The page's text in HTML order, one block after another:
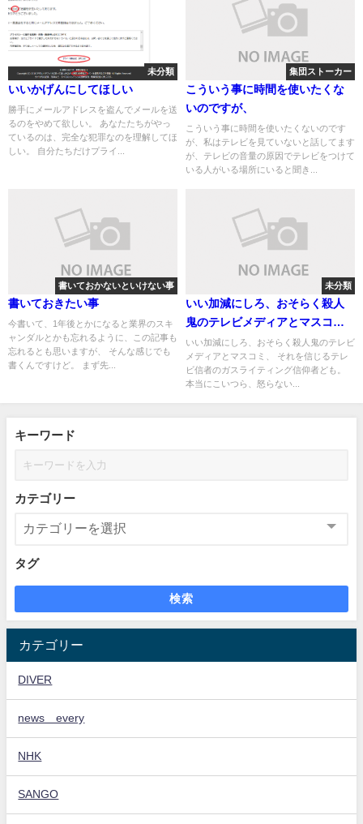
未分類
いいかげんにしてほしい
勝手にメールアドレスを盗んでメールを送
るのをやめて欲しい。 あなたたちがやっ
ているのは、完全な犯罪なのを理解してほ
しい。 自分たちだけプライ...
集団ストーカー
こういう事に時間を使いたくな
いのですが、
こういう事に時間を使いたくないのです
が、私はテレビを見ていないと話してます
が、テレビの音量の原因でテレビをつけて
いる人がいる場所にいると聞き...
書いておかないといけない事
書いておきたい事
今書いて、1年後とかになると業界のスキ
ャンダルとかも忘れるように、この記事も
忘れるとも思いますが、 そんな感じでも
書くんですけど。 まず先...
未分類
いい加減にしろ、おそらく殺人
鬼のテレビメディアとマスコ
ミ、それを信じるテレビ信者の
ガスライティング信仰者ども
いい加減にしろ、おそらく殺人鬼のテレビ
メディアとマスコミ、 それを信じるテレ
ビ信者のガスライティング信仰者ども。
本当にこいつら、怒らない...
キーワード
カテゴリー
タグ
検索
カテゴリー
DIVER
news every
NHK
SANGO